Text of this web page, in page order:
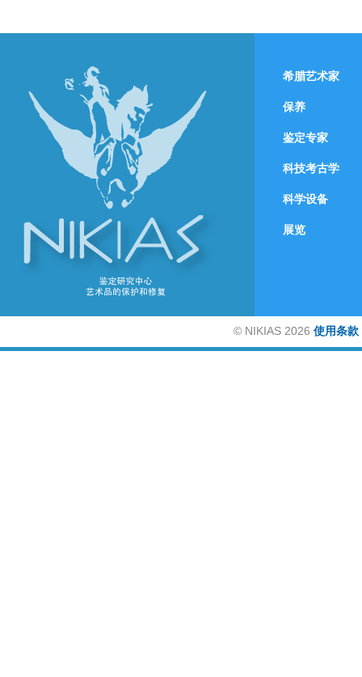
希腊艺术家
保养
鉴定专家
科技考古学
科学设备
展览
©NIKIAS 2026 使用条款